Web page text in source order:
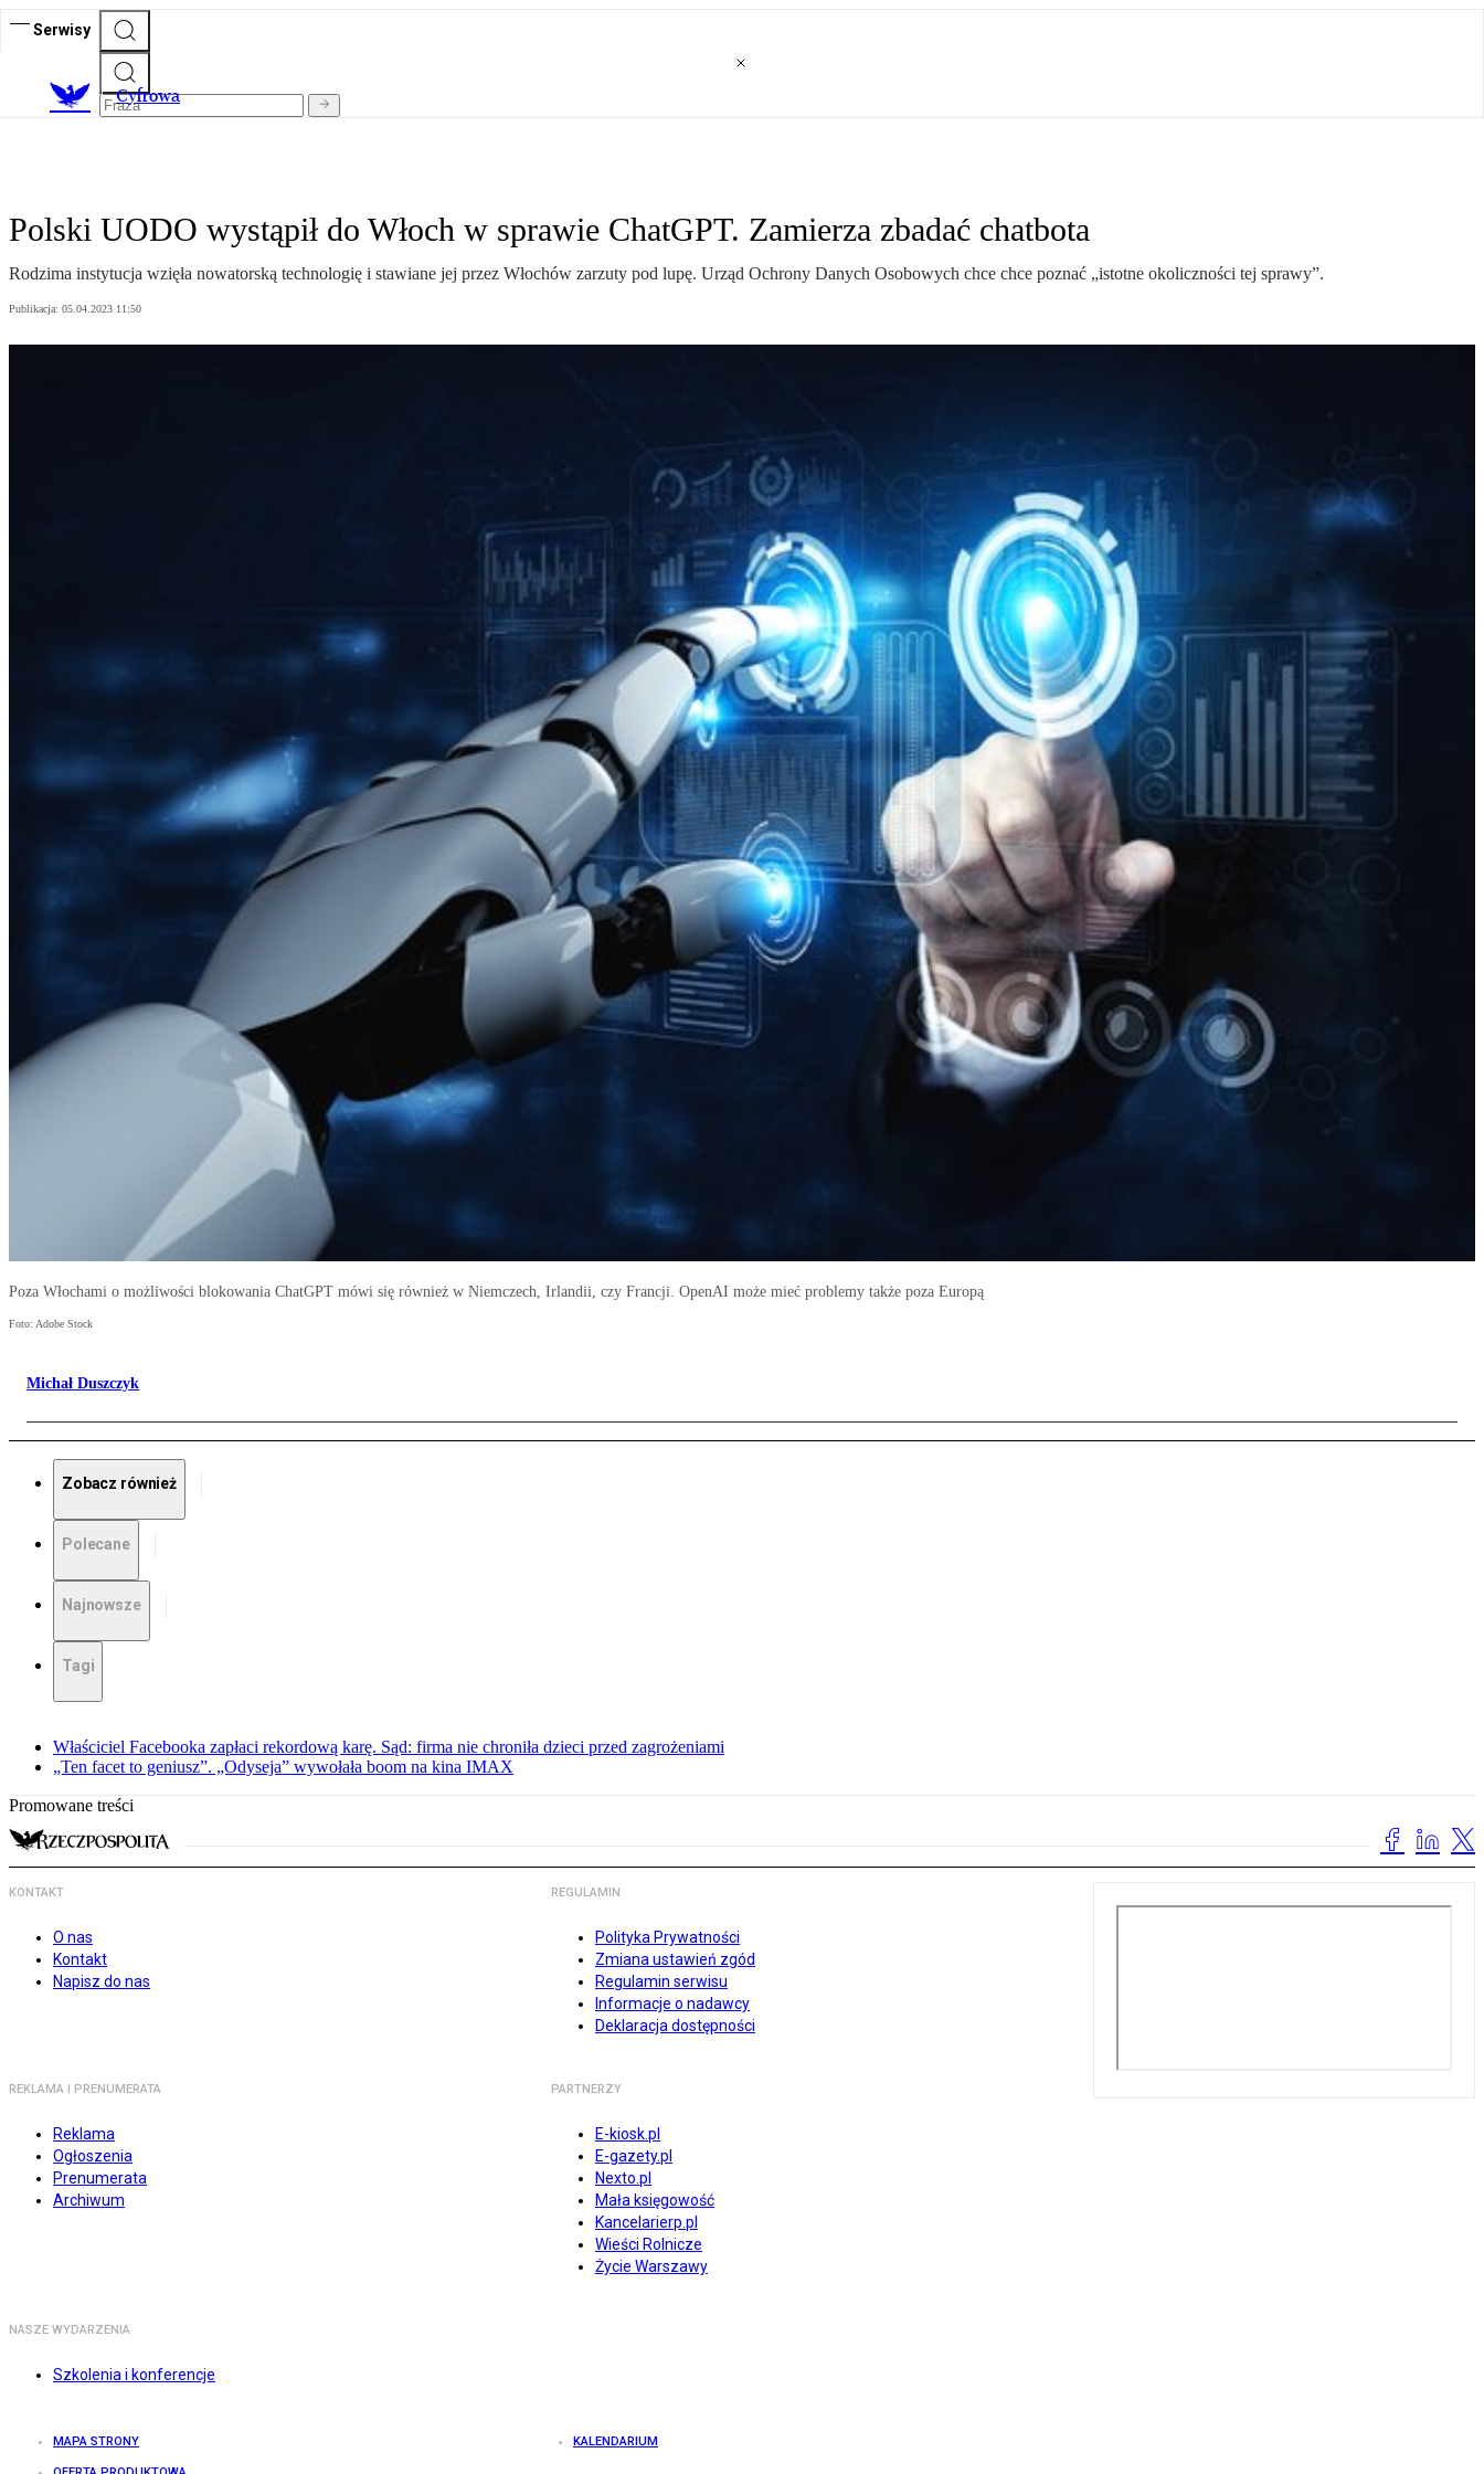
Serwisy
Cyfrowa
Polski UODO wystąpił do Włoch w sprawie ChatGPT. Zamierza zbadać chatbota
Rodzima instytucja wzięła nowatorską technologię i stawiane jej przez Włochów zarzuty pod lupę. Urząd Ochrony Danych Osobowych chce chce poznać „istotne okoliczności tej sprawy”.
Publikacja: 05.04.2023 11:50
Poza Włochami o możliwości blokowania ChatGPT mówi się również w Niemczech, Irlandii, czy Francji. OpenAI może mieć problemy także poza Europą
Foto: Adobe Stock
Michał Duszczyk
Zobacz również
Polecane
Najnowsze
Tagi
Właściciel Facebooka zapłaci rekordową karę. Sąd: firma nie chroniła dzieci przed zagrożeniami
„Ten facet to geniusz”. „Odyseja” wywołała boom na kina IMAX
Promowane treści
KONTAKT
O nas
Kontakt
Napisz do nas
REGULAMIN
Polityka Prywatności
Zmiana ustawień zgód
Regulamin serwisu
Informacje o nadawcy
Deklaracja dostępności
REKLAMA I PRENUMERATA
Reklama
Ogłoszenia
Prenumerata
Archiwum
PARTNERZY
E-kiosk.pl
E-gazety.pl
Nexto.pl
Mała księgowość
Kancelarierp.pl
Wieści Rolnicze
Życie Warszawy
NASZE WYDARZENIA
Szkolenia i konferencje
MAPA STRONY KALENDARIUM